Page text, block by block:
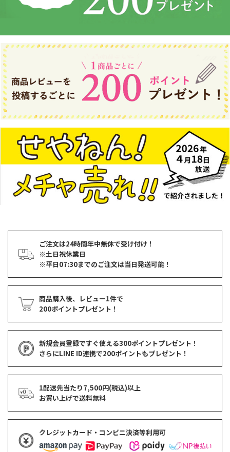
ご注文は24時間年中無休で受け付け！
※土日祝休業日
※平日07:30までのご注文は当日発送可能！
商品購入後、レビュー1件で
200ポイントプレゼント！
新規会員登録ですぐ使える300ポイントプレゼント！
さらにLINE ID連携で200ポイントもプレゼント！
1配送先当たり7,500円(税込)以上
お買い上げで送料無料
クレジットカード・コンビニ決済等利用可